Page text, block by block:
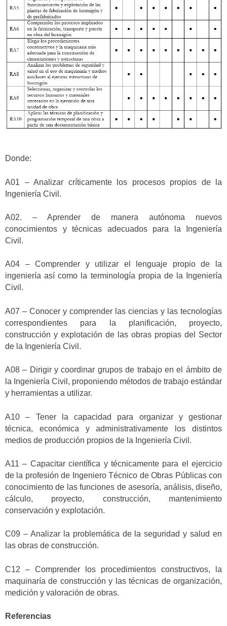
Donde:
A01 – Analizar críticamente los procesos propios de la
Ingeniería Civil.
A02. – Aprender de manera autónoma nuevos
conocimientos y técnicas adecuados para la Ingeniería
Civil.
A04 – Comprender y utilizar el lenguaje propio de la
ingeniería así como la terminología propia de la Ingeniería
Civil.
A07 – Conocer y comprender las ciencias y las tecnologías
correspondientes para la planificación, proyecto,
construcción y explotación de las obras propias del Sector
de la Ingeniería Civil.
A08 – Dirigir y coordinar grupos de trabajo en el ámbito de
la Ingeniería Civil, proponiendo métodos de trabajo estándar
y herramientas a utilizar.
A10 – Tener la capacidad para organizar y gestionar
técnica, económica y administrativamente los distintos
medios de producción propios de la Ingeniería Civil.
A11 – Capacitar científica y técnicamente para el ejercicio
de la profesión de Ingeniero Técnico de Obras Públicas con
conocimiento de las funciones de asesoría, análisis, diseño,
cálculo, proyecto, construcción, mantenimiento
conservación y explotación.
C09 – Analizar la problemática de la seguridad y salud en
las obras de construcción.
C12 – Comprender los procedimientos constructivos, la
maquinaría de construcción y las técnicas de organización,
medición y valoración de obras.
Referencias